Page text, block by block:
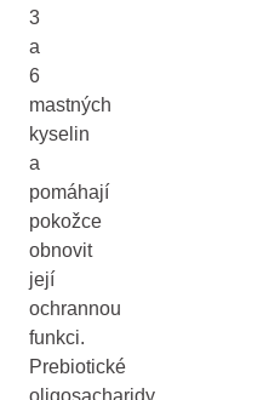
3
a
6
mastných
kyselin
a
pomáhají
pokožce
obnovit
její
ochrannou
funkci.
Prebiotické
oligosacharidy